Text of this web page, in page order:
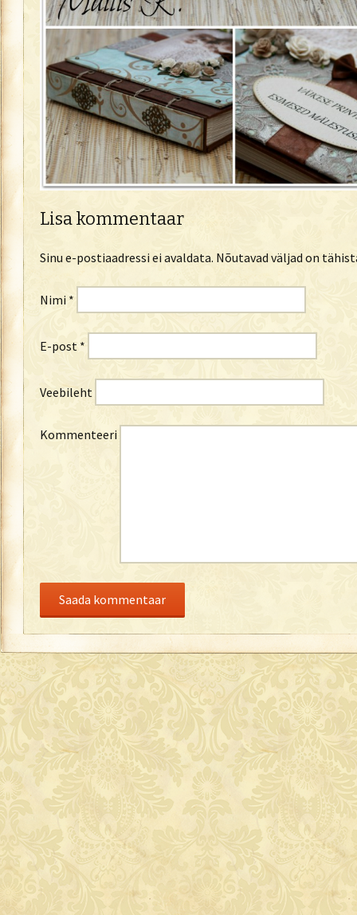
Lisa kommentaar
Sinu e-postiaadressi ei avaldata. Nõutavad väljad on
Nimi *
E-post *
Veebileht
Kommenteeri